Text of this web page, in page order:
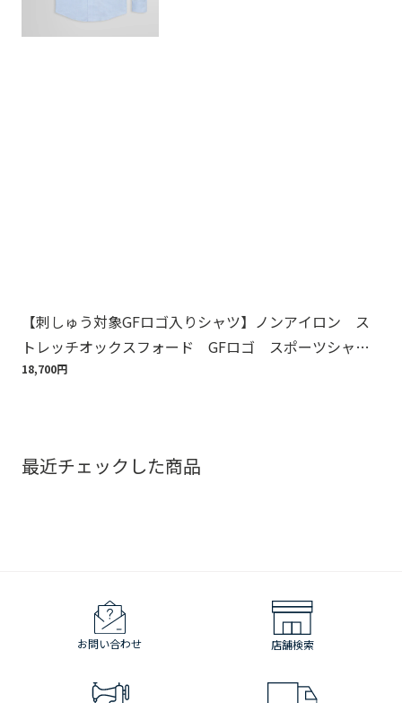
【刺しゅう対象GFロゴ入りシャツ】ノンアイロン ス
トレッチオックスフォード GFロゴ スポーツシャ
ツ Regular Fit
18,700円
最近チェックした商品
お問い合わせ 店舗検索